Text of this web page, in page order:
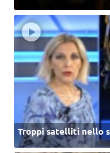
Troppi satelliti nello